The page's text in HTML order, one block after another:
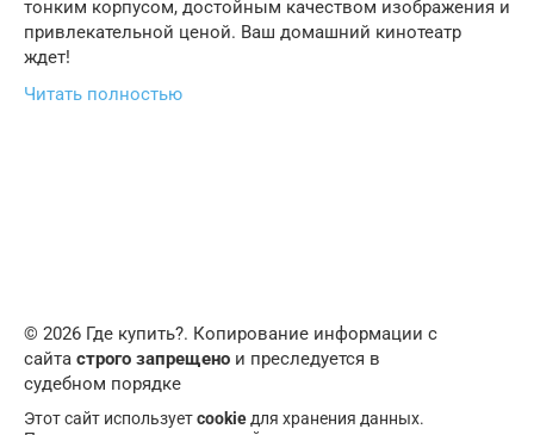
тонким корпусом, достойным качеством изображения и
привлекательной ценой. Ваш домашний кинотеатр
ждет!
Читать полностью
© 2026 Где купить?. Копирование информации с
сайта строго запрещено и преследуется в
судебном порядке
Этот сайт используетcookie для хранения данных.